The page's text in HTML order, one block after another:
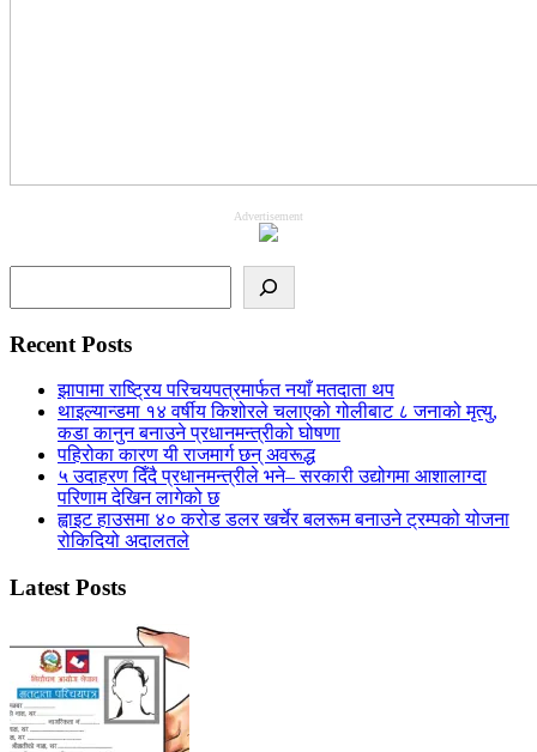
Advertisement
Recent Posts
झापामा राष्ट्रिय परिचयपत्रमार्फत नयाँ मतदाता थप
थाइल्यान्डमा १४ वर्षीय किशोरले चलाएको गोलीबाट ८ जनाको मृत्यु,
कडा कानुन बनाउने प्रधानमन्त्रीको घोषणा
पहिरोका कारण यी राजमार्ग छन् अवरूद्ध
५ उदाहरण दिँदै प्रधानमन्त्रीले भने– सरकारी उद्योगमा आशालाग्दा
परिणाम देखिन लागेको छ
ह्वाइट हाउसमा ४० करोड डलर खर्चेर बलरूम बनाउने ट्रम्पको योजना
रोकिदियो अदालतले
Latest Posts